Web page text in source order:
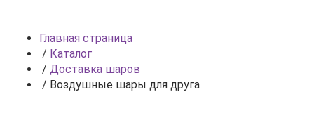
Главная страница
/ Каталог
/ Доставка шаров
/ Воздушные шары для друга